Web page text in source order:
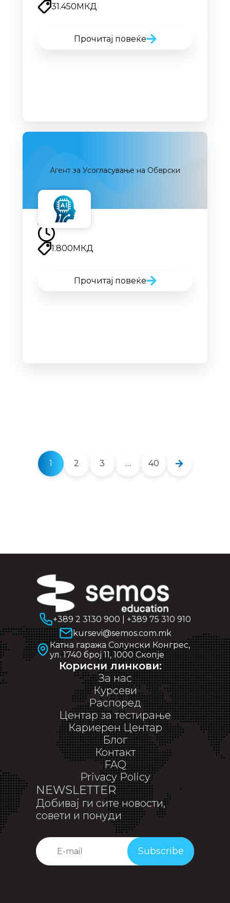
31.450МКД
Прочитај повеќе
Агент за Усогласување на Обврски
Наскоро
1.800МКД
Прочитај повеќе
1 2 3 … 40
+389 2 3130 900
+389 75 310 910
kursevi@semos.com.mk
Катна гаража Солунски Конгрес,
ул. 1740 број 11, 1000 Скопје
Корисни линкови:
За нас
Курсеви
Распоред
Центар за тестирање
Кариерен Центар
Блог
Контакт
FAQ
Privacy Policy
NEWSLETTER
Добивај ги сите новости,
совети и понуди
Subscribe